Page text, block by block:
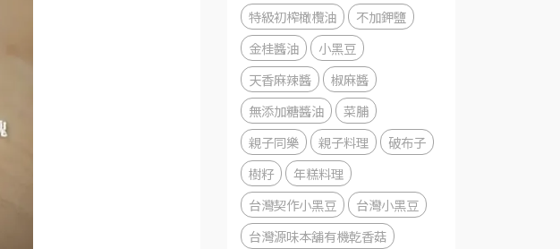
特級初榨橄欖油
不加鉀鹽
金桂醬油
小黑豆
天香麻辣醬
椒麻醬
無添加糖醬油
菜脯
親子同樂
親子料理
破布子
樹籽
年糕料理
台灣契作小黑豆
台灣小黑豆
台灣源味本舖有機乾香菇